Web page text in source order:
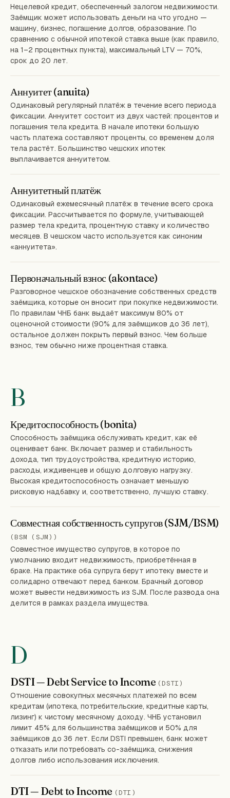
Нецелевой кредит, обеспеченный залогом недвижимости.
Заёмщик может использовать деньги на что угодно —
машину, бизнес, погашение долгов, образование. По
сравнению с обычной ипотекой ставка выше (как правило,
на 1–2 процентных пункта), максимальный LTV — 70%,
срок до 20 лет.
Аннуитет (anuita)
Одинаковый регулярный платёж в течение всего периода
фиксации. Аннуитет состоит из двух частей: процентов и
погашения тела кредита. В начале ипотеки большую
часть платежа составляют проценты, со временем доля
тела растёт. Большинство чешских ипотек
выплачивается аннуитетом.
Аннуитетный платёж
Одинаковый ежемесячный платёж в течение всего срока
фиксации. Рассчитывается по формуле, учитывающей
размер тела кредита, процентную ставку и количество
месяцев. В чешском часто используется как синоним
«аннуитета».
Первоначальный взнос (akontace)
Разговорное чешское обозначение собственных средств
заёмщика, которые он вносит при покупке недвижимости.
По правилам ЧНБ банк выдаёт максимум 80% от
оценочной стоимости (90% для заёмщиков до 36 лет),
остальное должен покрыть первый взнос. Чем больше
взнос, тем обычно ниже процентная ставка.
B
Кредитоспособность (bonita)
Способность заёмщика обслуживать кредит, как её
оценивает банк. Включает размер и стабильность
дохода, тип трудоустройства, кредитную историю,
расходы, иждивенцев и общую долговую нагрузку.
Высокая кредитоспособность означает меньшую
рисковую надбавку и, соответственно, лучшую ставку.
Совместная собственность супругов (SJM/BSM)
(BSM (SJM))
Совместное имущество супругов, в которое по
умолчанию входит недвижимость, приобретённая в
браке. На практике оба супруга берут ипотеку вместе и
солидарно отвечают перед банком. Брачный договор
может вывести недвижимость из SJM. После развода она
делится в рамках раздела имущества.
D
DSTI — Debt Service to Income (DSTI)
Отношение совокупных месячных платежей по всем
кредитам (ипотека, потребительские, кредитные карты,
лизинг) к чистому месячному доходу. ЧНБ установил
лимит 45% для большинства заёмщиков и 50% для
заёмщиков до 36 лет. Если DSTI превышен, банк может
отказать или потребовать со-заёмщика, снижения
долгов либо использования исключения.
DTI — Debt to Income (DTI)